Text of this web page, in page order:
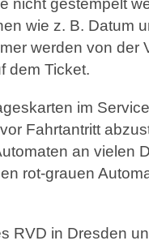
wie z. B. Datum
werden von der
dem Ticket.
im
Fahrtantritt
an vielen
rot-grauen
RVD in Dresden